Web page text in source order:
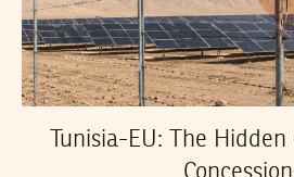
Tunisia-EU: The